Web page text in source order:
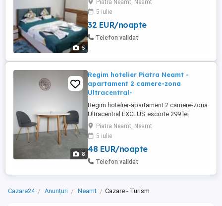
5
apropiere de kaufland, lidl,profi si farmaci.
Dotarii: Pat matrimonial 200 160cm Masina
de spalat,Frigider Aragaz, Cuptor,.cuptor
cu microunde smart Tv,Wifi Prosoape
Piatra Neamt, Neamt
5 iulie
32 EUR/noapte
Telefon validat
8
Regim hotelier Piatra Neamt -
apartament 2 camere-zona
Ultracentral-
Regim hotelier-apartament 2 camere-zona
Ultracentral EXCLUS escorte 299 lei
noapte 249 lei noapte (cel putin 2 nopti)
Capacitate de 4 persoane.
Piatra Neamt, Neamt
5 iulie
48 EUR/noapte
Telefon validat
Cazare24 Anunțuri Neamt Cazare - Turism